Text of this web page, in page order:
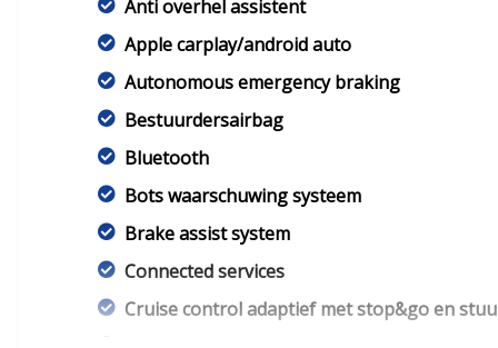
Anti overhel assistent
Apple carplay/android auto
Autonomous emergency braking
Bestuurdersairbag
Bluetooth
Bots waarschuwing systeem
Brake assist system
Connected services
Cruise control adaptief met stop&go en